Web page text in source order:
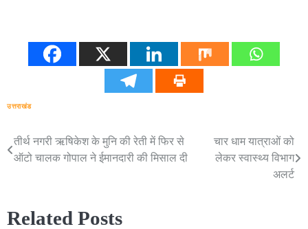
उत्तराखंड
Post
तीर्थ नगरी ऋषिकेश के मुनि की रेती में फिर से
ऑटो चालक गोपाल ने ईमानदारी की मिसाल दी
चार धाम यात्राओं को
लेकर स्वास्थ्य विभाग
अलर्ट
Related Posts